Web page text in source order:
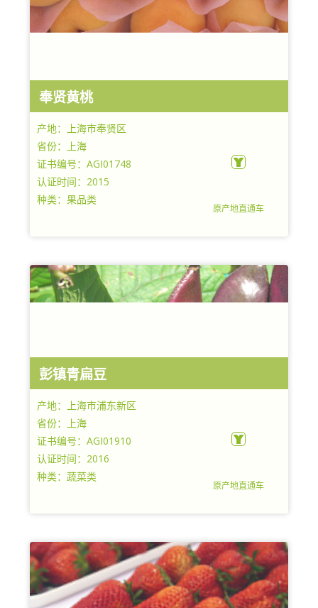
奉贤黄桃
产地：上海市奉贤区
省份：上海
证书编号：AGI01748
认证时间：2015
种类：果品类
原产地直通车
彭镇青扁豆
产地：上海市浦东新区
省份：上海
证书编号：AGI01910
认证时间：2016
种类：蔬菜类
原产地直通车